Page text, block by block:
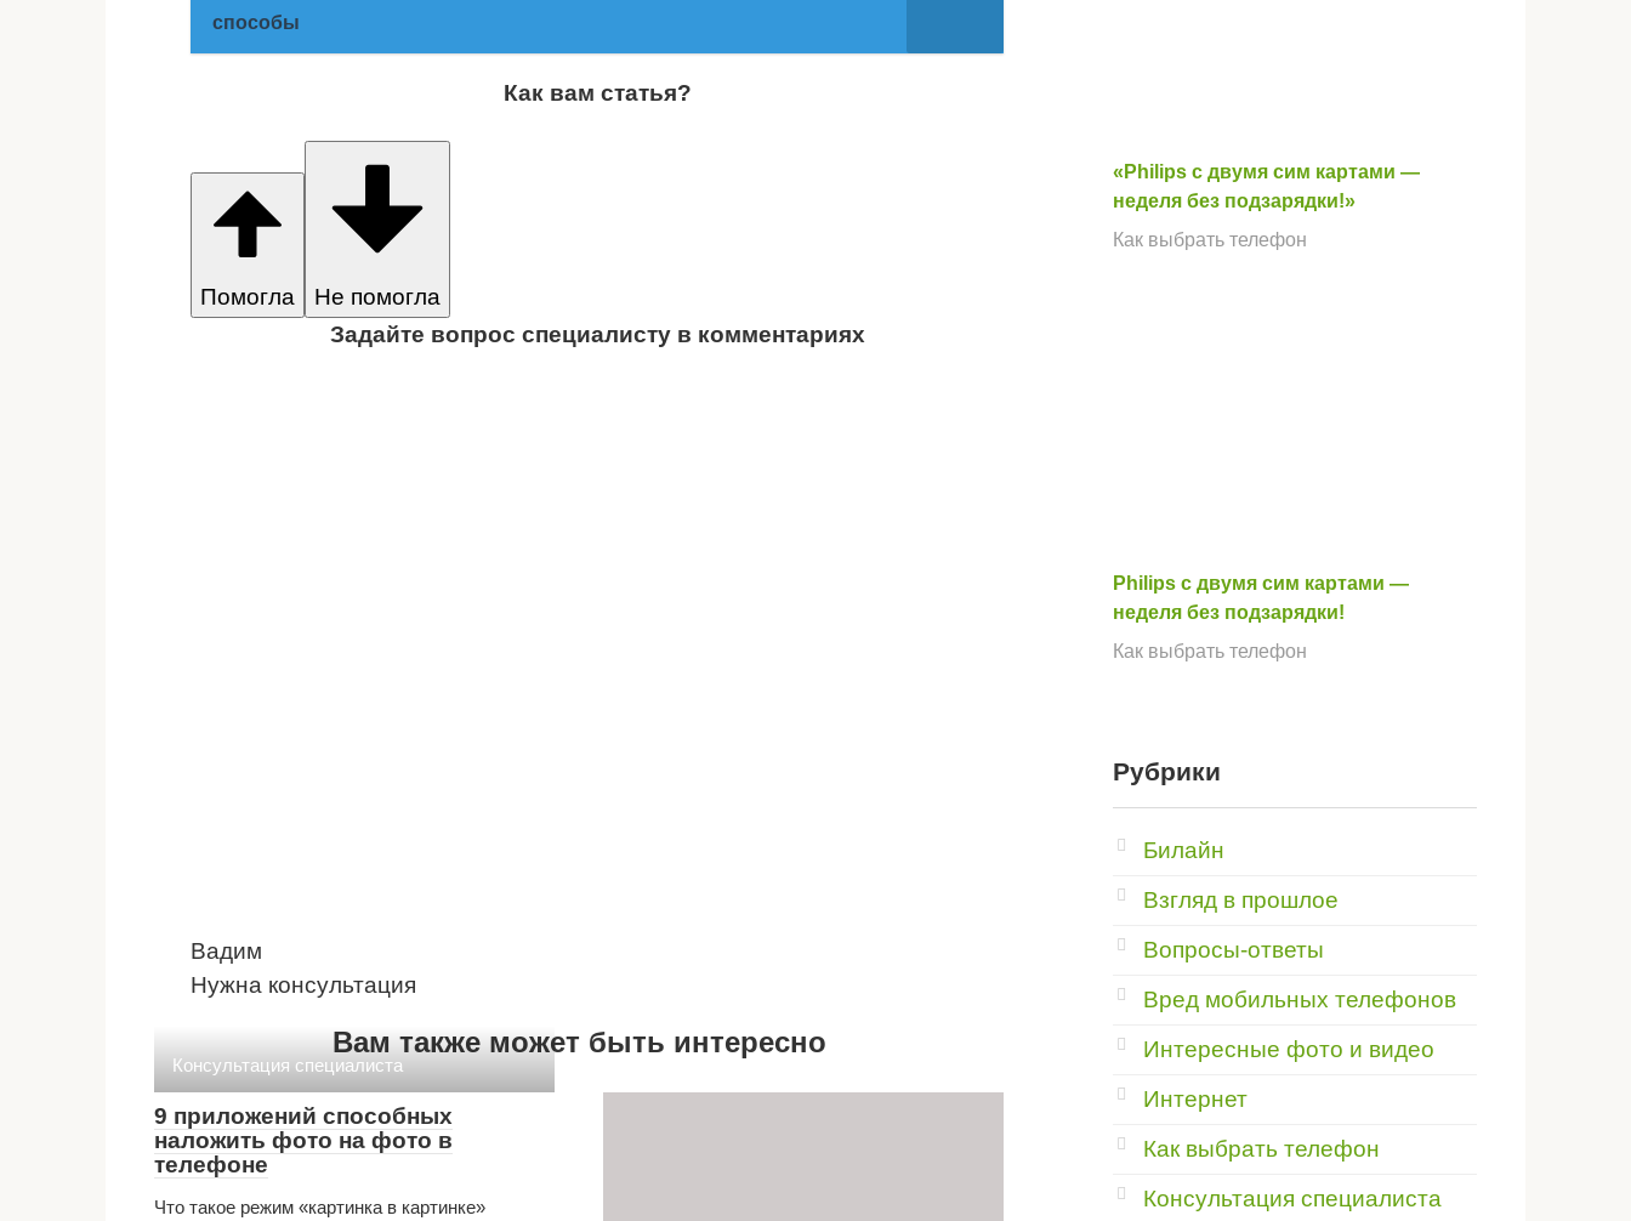
способы
Как вам статья?
Помогла
Не помогла
Задайте вопрос специалисту в комментариях
Вадим
Нужна консультация
Вам также может быть интересно
Консультация специалиста
9 приложений способных
наложить фото на фото в
телефоне
Что такое режим «картинка в картинке»
«Philips с двумя сим картами —
неделя без подзарядки!»
Как выбрать телефон
Philips с двумя сим картами —
неделя без подзарядки!
Как выбрать телефон
Рубрики
Билайн
Взгляд в прошлое
Вопросы-ответы
Вред мобильных телефонов
Интересные фото и видео
Интернет
Как выбрать телефон
Консультация специалиста